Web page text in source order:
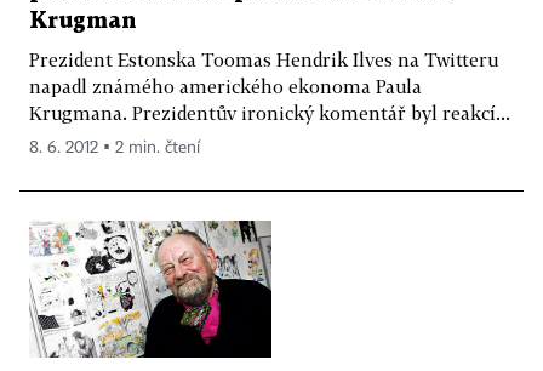
Krugman
Prezident Estonska Toomas Hendrik Ilves na Twitteru
napadl známého amerického ekonoma Paula
Krugmana. Prezidentův ironický komentář byl reakcí...
8. 6. 2012 ▪ 2 min. čtení